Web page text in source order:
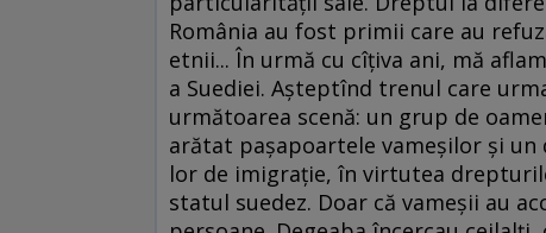
România au fost primii care au
etnii... În urmă cu cîţiva ani, mă
a Suediei. Aşteptînd trenul care
următoarea scenă: un grup de
arătat paşapoartele vameşilor şi un
lor de imigraţie, în virtutea
statul suedez. Doar că vameşii au